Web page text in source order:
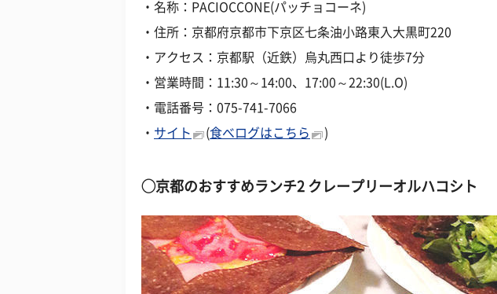
・名称：PACIOCCONE(パッチョコーネ)
・住所：京都府京都市下京区七条油小路東入大黒町220
・アクセス：京都駅（近鉄）烏丸西口より徒歩7分
・営業時間：11:30～14:00、17:00～22:30(L.O)
・電話番号：075-741-7066
・ サイト (食べログはこちら )
◯京都のおすすめランチ2 クレープリーオルハコシト